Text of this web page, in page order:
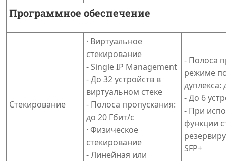
Программное обеспечение
Стекирование
· Виртуальное
стекирование
- Single IP Management
- До 32 устройств в
виртуальном стеке
- Полоса пропускания:
до 20 Гбит/с
· Физическое
стекирование
- Линейная или
- Полоса
режиме
дуплекса:
- До 6
- При
функции
SFP+